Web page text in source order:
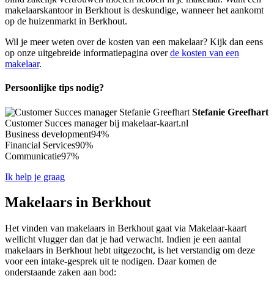
makelaarskantoor in Berkhout is deskundige, wanneer het aankomt
op de huizenmarkt in Berkhout.
Wil je meer weten over de kosten van een makelaar? Kijk dan eens
op onze uitgebreide informatiepagina overde kosten van een
makelaar.
Persoonlijke tips nodig?
Stefanie Greefhart
Customer Succes manager bij makelaar-kaart.nl
Business development94%
Financial Services90%
Communicatie97%
Ik help je graag
Makelaars in Berkhout
Het vinden van makelaars in Berkhout gaat via Makelaar-kaart
wellicht vlugger dan dat je had verwacht. Indien je een aantal
makelaars in Berkhout hebt uitgezocht, is het verstandig om deze
voor een intake-gesprek uit te nodigen. Daar komen de
onderstaande zaken aan bod: